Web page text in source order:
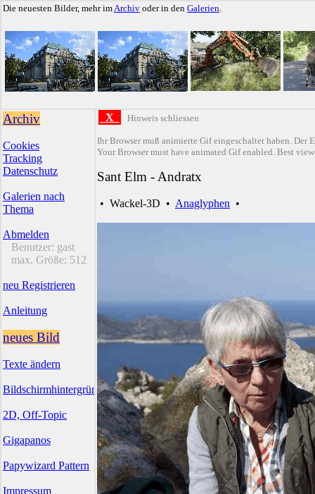
Die neuesten Bilder, mehr imArchiv oder in den Galerien.
Archiv
Cookies
Tracking
Datenschutz
Galerien nach
Thema
Abmelden
Benutzer: gast
max. Größe: 512
neu Registrieren
Anleitung
neues Bild
Texte ändern
Bildschirmhintergründe
2D, Off-Topic
Gigapanos
Papywizard Pattern
Impressum
X Hinweis schliessen
Ihr Browser muß animierte Gif eingeschaltet haben. Der
Your Browser must have animated Gif enabled. Best
Sant Elm - Andratx
• Wackel-3D • Anaglyphen •